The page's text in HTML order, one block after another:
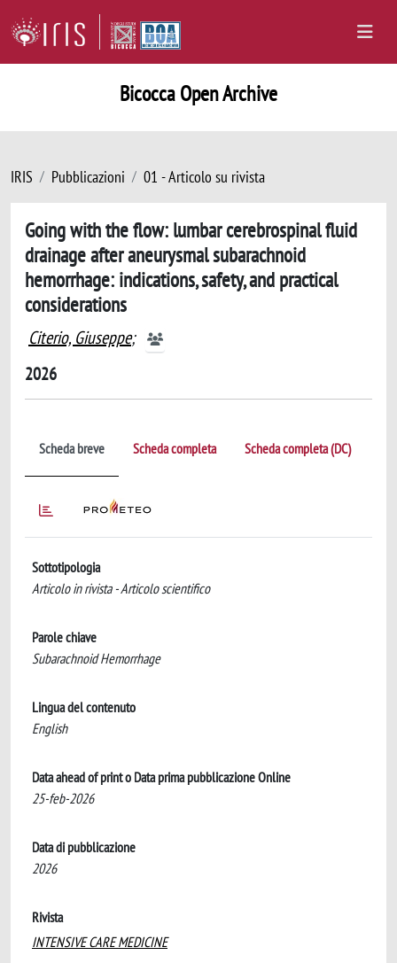
Bicocca Open Archive
IRIS Pubblicazioni 01 - Articolo su rivista
Going with the flow: lumbar cerebrospinal fluid
drainage after aneurysmal subarachnoid
hemorrhage: indications, safety, and practical
considerations
Citerio, Giuseppe;
2026
Scheda breve Scheda completa Scheda completa (DC)
Sottotipologia
Articolo in rivista - Articolo scientifico
Parole chiave
Subarachnoid Hemorrhage
Lingua del contenuto
English
Data ahead of print o Data prima pubblicazione Online
25-feb-2026
Data di pubblicazione
2026
Rivista
INTENSIVE CARE MEDICINE